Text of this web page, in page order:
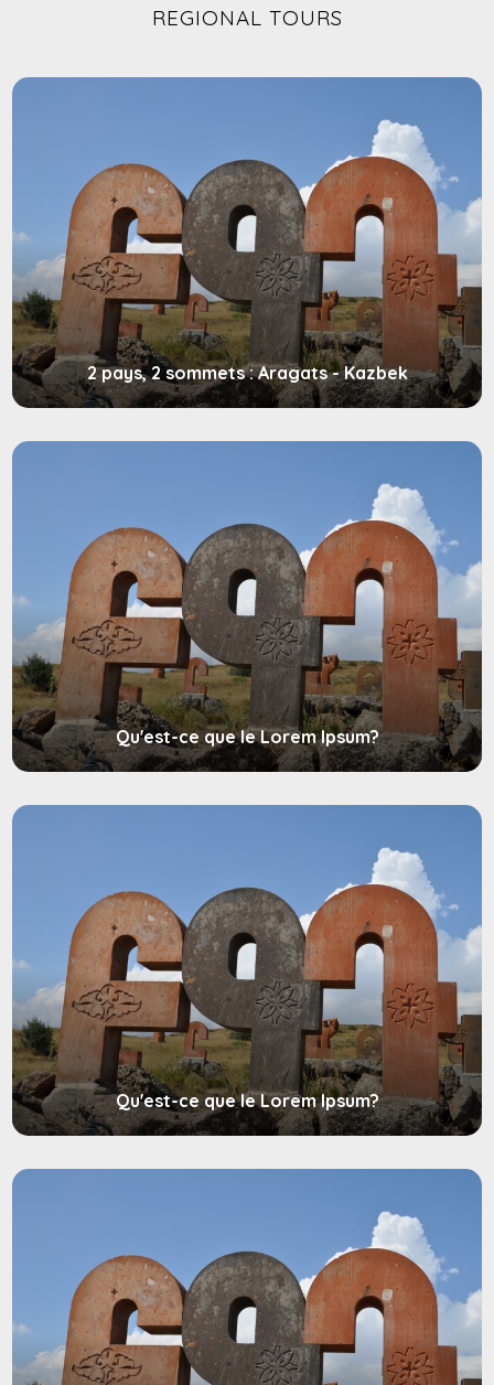
REGIONAL TOURS
2 pays, 2 sommets : Aragats - Kazbek
Qu'est-ce que le Lorem Ipsum?
Qu'est-ce que le Lorem Ipsum?